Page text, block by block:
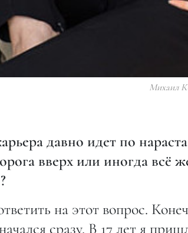
Михаил
давно идет по
вверх или иногда всё
на этот вопрос.
сразу. В 17 лет я